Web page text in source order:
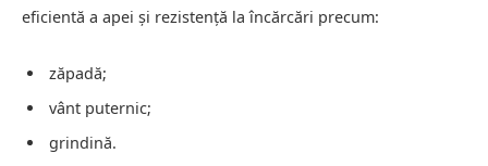
eficientă a apei și rezistență la încărcări precum:
zăpadă;
vânt puternic;
grindină.